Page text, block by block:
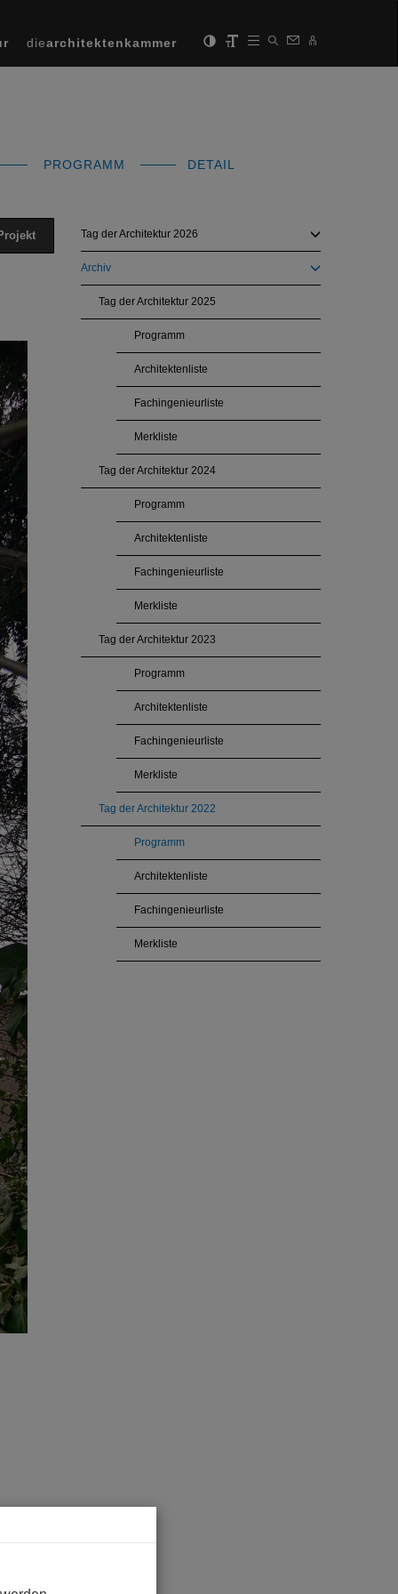
diearchitektenkammer
PROGRAMM DETAIL
Tag der Architektur 2026
Archiv
Tag der Architektur 2025
Programm
Architektenliste
Fachingenieurliste
Merkliste
Tag der Architektur 2024
Programm
Architektenliste
Fachingenieurliste
Merkliste
Tag der Architektur 2023
Programm
Architektenliste
Fachingenieurliste
Merkliste
Tag der Architektur 2022
Programm
Architektenliste
Fachingenieurliste
Merkliste